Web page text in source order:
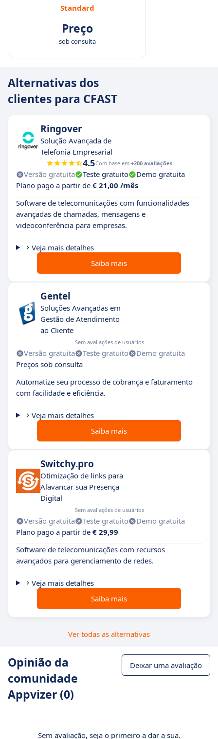
Standard
Preço
sob consulta
Alternativas dos
clientes para CFAST
Ringover
Solução Avançada de
Telefonia Empresarial
4.5Com base em +200 avaliações
Versão gratuita Teste gratuito
Demo gratuita
Plano pago a partir de € 21,00 /mês
Software de telecomunicações com funcionalidades
avançadas de chamadas, mensagens e
videoconferência para empresas.
Veja mais detalhes
Saiba mais
Gentel
Soluções Avançadas em
Gestão de Atendimento
ao Cliente
Sem avaliações de usuários
Versão gratuita Teste gratuito
Demo gratuita
Preços sob consulta
Automatize seu processo de cobrança e faturamento
com facilidade e eficiência.
Veja mais detalhes
Saiba mais
Switchy.pro
Otimização de links para
Alavancar sua Presença
Digital
Sem avaliações de usuários
Versão gratuita Teste gratuito
Demo gratuita
Plano pago a partir de € 29,99
Software de telecomunicações com recursos
avançados para gerenciamento de redes.
Veja mais detalhes
Saiba mais
Ver todas as alternativas
Opinião da
comunidade
Appvizer (0)
Deixar uma avaliação
Sem avaliação, seja o primeiro a dar a sua.